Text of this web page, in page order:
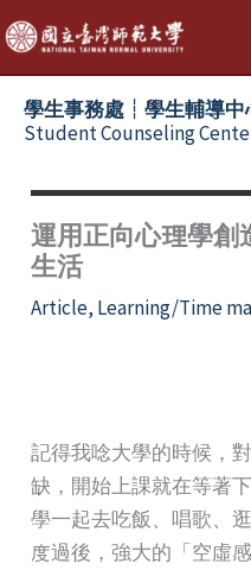
Skip
to
content
學生事務處┆學生輔導中
Student Counseling
運用正向心理學創
生活
Article, Learning/Time
記得我唸大學的時候，
缺，開始上課就在等著
學一起去吃飯、唱歌、
度過後，強大的「空虛